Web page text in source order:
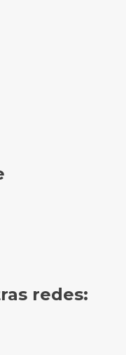
redes: